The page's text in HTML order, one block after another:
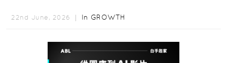
22nd June, 2026 ｜ In GROWTH